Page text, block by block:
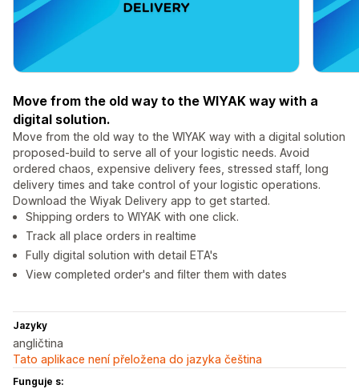
Move from the old way to the WIYAK way with a
digital solution.
Move from the old way to the WIYAK way with a digital solution
proposed-build to serve all of your logistic needs. Avoid
ordered chaos, expensive delivery fees, stressed staff, long
delivery times and take control of your logistic operations.
Download the Wiyak Delivery app to get started.
Shipping orders to WIYAK with one click.
Track all place orders in realtime
Fully digital solution with detail ETA's
View completed order's and filter them with dates
Jazyky
angličtina
Tato aplikace není přeložena do jazyka čeština
Funguje s: